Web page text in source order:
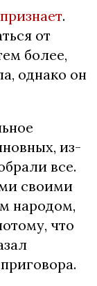
.
от
более,
однако он
из-
все.
своими
народом,
что